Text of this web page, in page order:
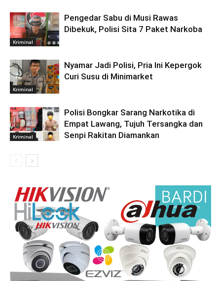
Kriminal
Pengedar Sabu di Musi Rawas
Dibekuk, Polisi Sita 7 Paket Narkoba
Kriminal
Nyamar Jadi Polisi, Pria Ini Kepergok
Curi Susu di Minimarket
Kriminal
Polisi Bongkar Sarang Narkotika di
Empat Lawang, Tujuh Tersangka dan
Senpi Rakitan Diamankan